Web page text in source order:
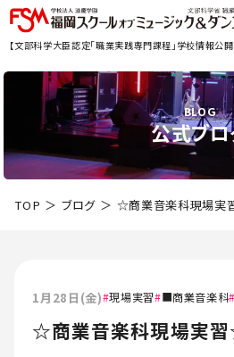
【文部科学大臣認定「職業実践専門課程」学校情報公開
BLOG
公式ブ
TOP ブログ ☆商業音楽科現場実
1月28日(金) 現場実習 ■商業音楽科
☆商業音楽科現場実